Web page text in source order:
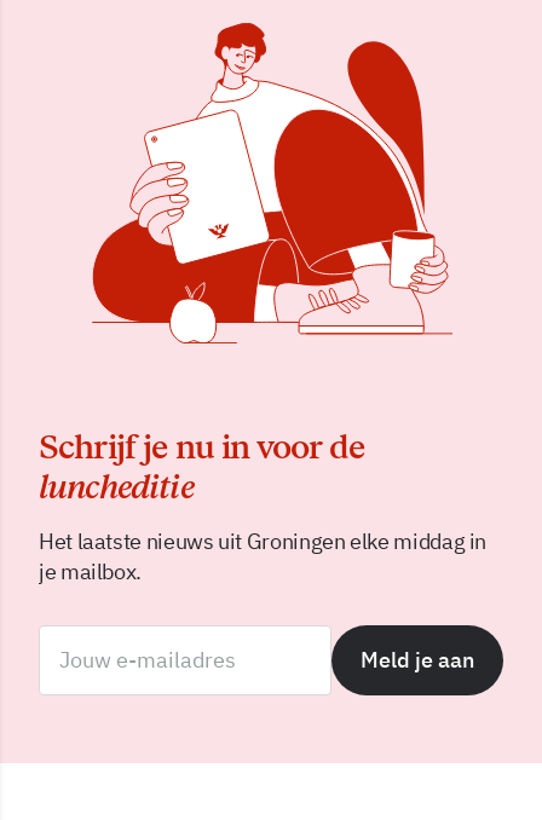
Schrijf je nu in voor de
luncheditie
Het laatste nieuws uit Groningen elke middag in
je mailbox.
Meld je aan